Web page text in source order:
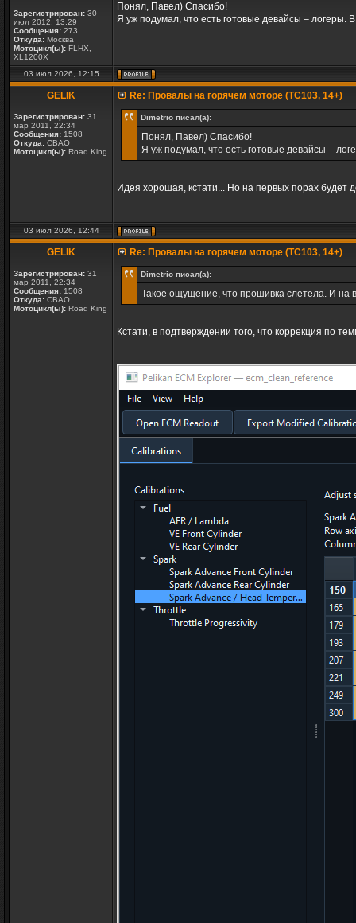
Зарегистрирован: 30
июл 2012, 13:29
Сообщения: 273
Откуда: Москва
Мотоцикл(ы): FLHX,
XL1200X
Понял, Павел) Спасибо!
Я уж подумал, что есть готовые девайсы – логеры.
03 июл 2026, 12:15
GELIK
Зарегистрирован: 31
мар 2011, 22:34
Сообщения: 1508
Откуда: СВАО
Мотоцикл(ы): Road King
Re: Провалы на горячем моторе (TC103, 14+)
Dimetrio писал(а):
Понял, Павел) Спасибо!
Я уж подумал, что есть готовые девайсы –
Идея хорошая, кстати... Но на первых порах будет
03 июл 2026, 12:44
GELIK
Зарегистрирован: 31
мар 2011, 22:34
Сообщения: 1508
Откуда: СВАО
Мотоцикл(ы): Road King
Re: Провалы на горячем моторе (TC103, 14+)
Dimetrio писал(а):
Такое ощущение, что прошивка слетела. И на
Кстати, в подтверждении того, что коррекция по